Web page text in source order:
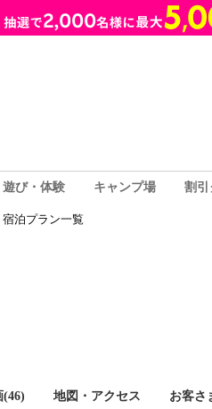
遊び・体験 キャンプ場 割引
泊プラン一覧
地図・アクセス お客さ